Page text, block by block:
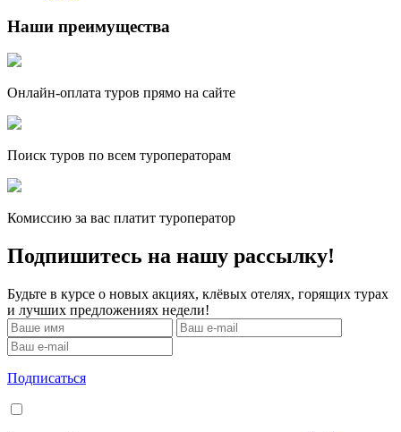
Наши преимущества
Онлайн-оплата туров прямо на сайте
Поиск туров по всем туроператорам
Комиссию за вас платит туроператор
Подпишитесь на нашу рассылку!
Будьте в курсе о новых акциях, клёвых отелях, горящих турах
и лучших предложениях недели!
Подписаться